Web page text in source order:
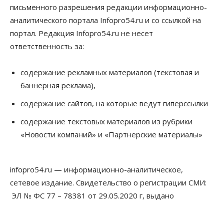
Общество
Спрос на машино-места в
Новосибирской области вырос в полтора раза
К современному юридическому образованию в
России возникает много вопросов
08 Августа 2026, 17:00
Новосибирские вузы опубликовали
приказы о зачислении на бюджетные места
08 Августа 2026, 16:00
Искусственный интеллект впервые выписал
штраф за борщевик
08 Августа 2026, 15:00
письменного разрешения редакции информационно-
аналитического портала Infopro54.ru и со ссылкой на
портал. Редакция Infopro54.ru не несет
ответственность за:
содержание рекламных материалов (текстовая и
баннерная реклама),
содержание сайтов, на которые ведут гиперссылки
содержание текстовых материалов из рубрики
«Новости компаний» и «Партнерские материалы»
infopro54.ru — информационно-аналитическое,
сетевое издание. Свидетельство о регистрации СМИ:
ЭЛ № ФС 77 – 78381 от 29.05.2020 г, выдано